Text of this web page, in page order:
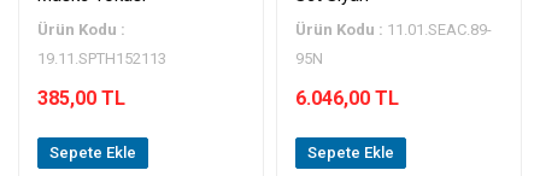
Ürün Kodu :
19.11.SPTH152113
385,00 TL
Sepete Ekle
Ürün Kodu : 11.01.SEAC.89-
95N
6.046,00 TL
Sepete Ekle